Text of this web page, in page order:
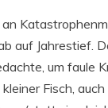
auf Jahrestief.
um faule
Fisch,